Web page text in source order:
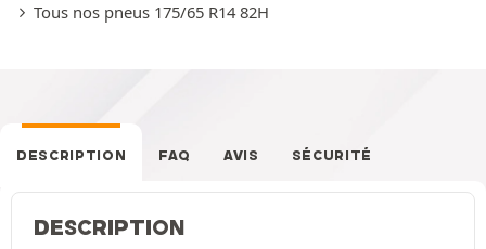
Tous nos pneus 175/65 R14 82H
DESCRIPTION FAQ AVIS SÉCURITÉ
DESCRIPTION